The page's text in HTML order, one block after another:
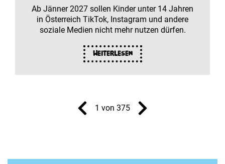
Ab Jänner 2027 sollen Kinder unter 14 Jahren
in Österreich TikTok, Instagram und andere
soziale Medien nicht mehr nutzen dürfen.
Weiterlesen
1 von 375